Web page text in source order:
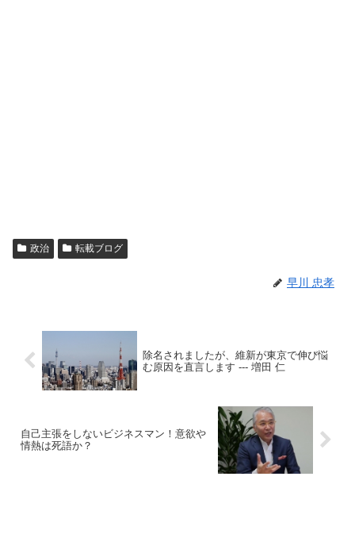
政治 転載ブログ
早川 忠孝
除名されましたが、維新が東京で伸び悩
む原因を直言します --- 増田 仁
自己主張をしないビジネスマン！意欲や
情熱は死語か？